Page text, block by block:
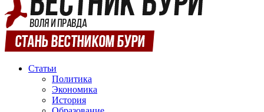
Статьи
Политика
Экономика
История